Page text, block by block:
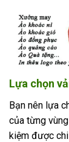
Lựa chọn
Bạn nên lựa
của từng
kiệm được